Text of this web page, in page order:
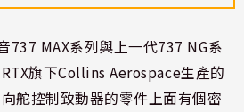
737 MAX系列與上一代737 NG系
旗下Collins Aerospace生產的
舵控制致動器的零件上面有個密